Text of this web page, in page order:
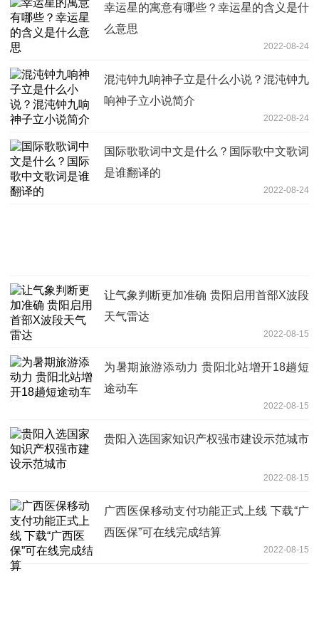
幸运星的寓意有哪些？幸运星的含义是什
么意思
2022-08-24
混沌钟九响神子立是什么小说？混沌钟九
响神子立小说简介
2022-08-24
国际歌歌词中文是什么？国际歌中文歌词
是谁翻译的
2022-08-24
让气象判断更加准确 贵阳启用首部X波段
天气雷达
2022-08-15
为暑期旅游添动力 贵阳北站增开18趟短
途动车
2022-08-15
贵阳入选国家知识产权强市建设示范城市
2022-08-15
广西医保移动支付功能正式上线 下载“广
西医保”可在线完成结算
2022-08-15